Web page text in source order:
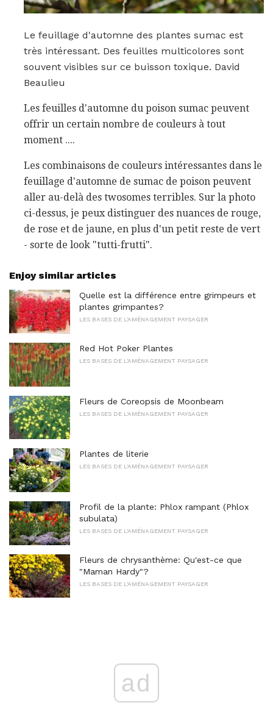
Le feuillage d'automne des plantes sumac est
très intéressant. Des feuilles multicolores sont
souvent visibles sur ce buisson toxique. David
Beaulieu
Les feuilles d'automne du poison sumac peuvent
offrir un certain nombre de couleurs à tout
moment ....
Les combinaisons de couleurs intéressantes dans le
feuillage d'automne de sumac de poison peuvent
aller au-delà des twosomes terribles. Sur la photo
ci-dessus, je peux distinguer des nuances de rouge,
de rose et de jaune, en plus d'un petit reste de vert
- sorte de look "tutti-frutti".
Enjoy similar articles
Quelle est la différence entre grimpeurs et
plantes grimpantes?
LES BASES DE L'AMÉNAGEMENT PAYSAGER
Red Hot Poker Plantes
LES BASES DE L'AMÉNAGEMENT PAYSAGER
Fleurs de Coreopsis de Moonbeam
LES BASES DE L'AMÉNAGEMENT PAYSAGER
Plantes de literie
LES BASES DE L'AMÉNAGEMENT PAYSAGER
Profil de la plante: Phlox rampant (Phlox
subulata)
LES BASES DE L'AMÉNAGEMENT PAYSAGER
Fleurs de chrysanthème: Qu'est-ce que
"Maman Hardy"?
LES BASES DE L'AMÉNAGEMENT PAYSAGER
ad